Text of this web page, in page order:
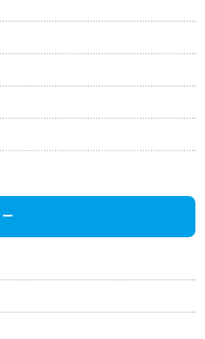
ー